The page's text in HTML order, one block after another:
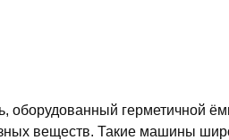
герметичной
веществ. Такие машины